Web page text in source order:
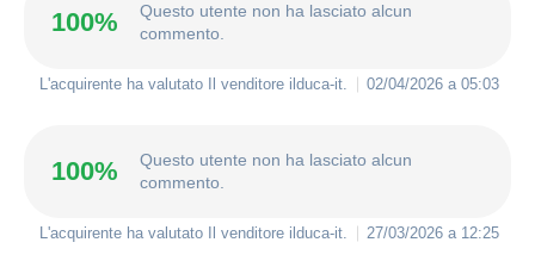
100%
Questo utente non ha lasciato alcun
commento.
L'acquirente ha valutato Il venditore ilduca-it. 02/04/2026 a 05:03
100%
Questo utente non ha lasciato alcun
commento.
L'acquirente ha valutato Il venditore ilduca-it. 27/03/2026 a 12:25